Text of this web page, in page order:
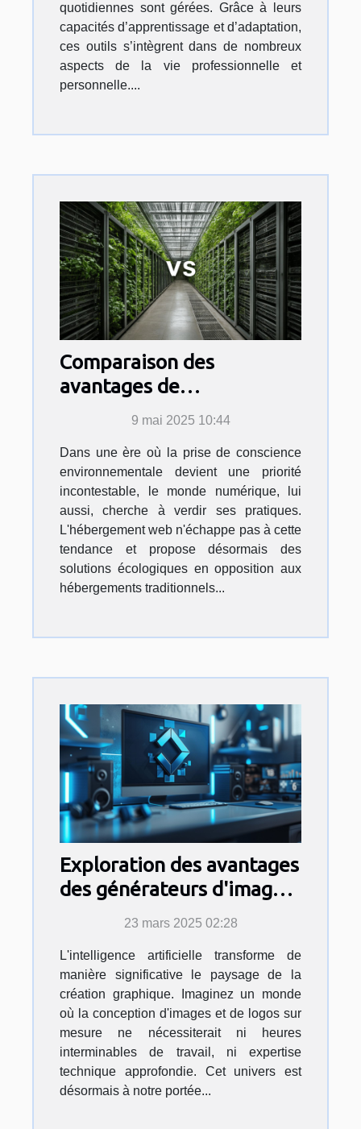
quotidiennes sont gérées. Grâce à leurs
capacités d’apprentissage et d’adaptation,
ces outils s’intègrent dans de nombreux
aspects de la vie professionnelle et
personnelle....
Comparaison des
avantages de
l'hébergement web
solutions traditionnelles
9 mai 2025 10:44
Dans une ère où la prise de conscience
environnementale devient une priorité
incontestable, le monde numérique, lui
aussi, cherche à verdir ses pratiques.
L'hébergement web n'échappe pas à cette
tendance et propose désormais des
solutions écologiques en opposition aux
hébergements traditionnels...
Exploration des avantages
des générateurs d'images
et de logos par IA
23 mars 2025 02:28
L'intelligence artificielle transforme de
manière significative le paysage de la
création graphique. Imaginez un monde
où la conception d'images et de logos sur
mesure ne nécessiterait ni heures
interminables de travail, ni expertise
technique approfondie. Cet univers est
désormais à notre portée...